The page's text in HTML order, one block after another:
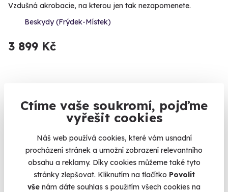
Ctíme vaše soukromí, pojďme
vyřešit cookies
Náš web používá cookies, které vám usnadní
procházení stránek a umožní zobrazení relevantního
obsahu a reklamy. Díky cookies můžeme také tyto
stránky zlepšovat. Kliknutím na tlačítko Povolit
vše nám dáte souhlas s použitím všech cookies na
Vzdušná akrobacie, na kterou jen tak nezapomenete.
Beskydy (Frýdek-Místek)
3 899 Kč
9.4
Volný termín už 30. 08. 2026